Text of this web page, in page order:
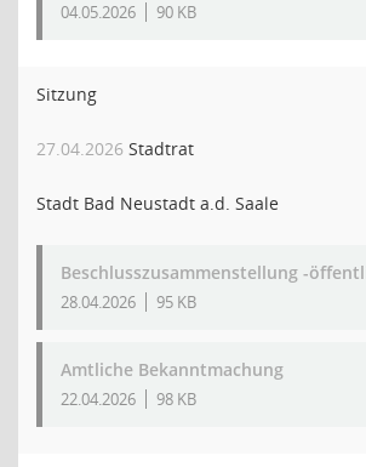
04.05.2026 90 KB
Sitzung
27.04.2026 Stadtrat
Stadt Bad Neustadt a.d. Saale
Beschlusszusammenstellung -
28.04.2026 95 KB
Amtliche Bekanntmachung
22.04.2026 98 KB